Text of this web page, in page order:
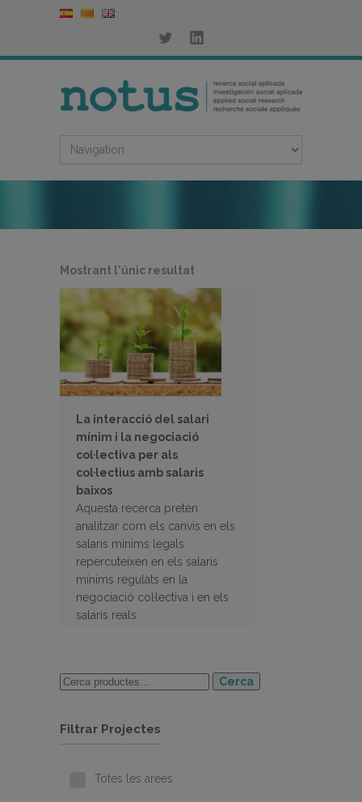
Mostrant l'únic resultat
La interacció del salari
mínim i la negociació
col·lectiva per als
col·lectius amb salaris
baixos
Aquesta recerca pretén
analitzar com els canvis en els
salaris mínims legals
repercuteixen en els salaris
mínims regulats en la
negociació col·lectiva i en els
salaris reals
Cerca
Filtrar Projectes
Totes les àrees